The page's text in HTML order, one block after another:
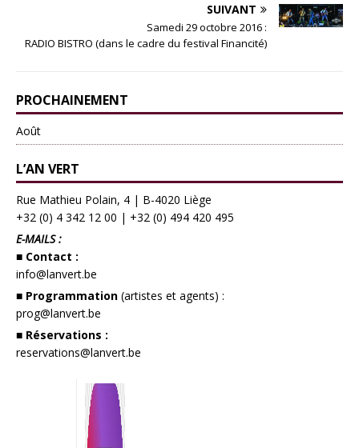
SUIVANT
Samedi 29 octobre 2016 :
RADIO BISTRO (dans le cadre du festival Financité)
PROCHAINEMENT
Août
L’AN VERT
Rue Mathieu Polain, 4 | B-4020 Liège
+32 (0) 4 342 12 00 | +32 (0) 494 420 495
E-MAILS :
■ Contact :
info@lanvert.be
■ Programmation (artistes et agents) :
prog@lanvert.be
■ Réservations :
reservations@lanvert.be